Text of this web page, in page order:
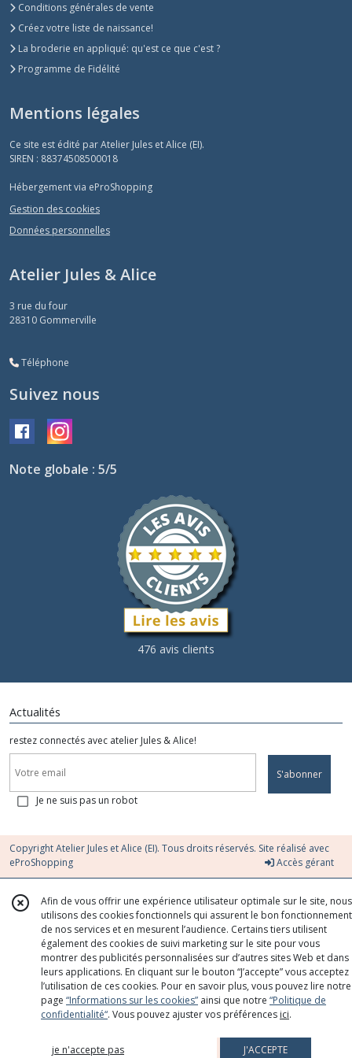
Conditions générales de vente
Créez votre liste de naissance!
La broderie en appliqué: qu'est ce que c'est ?
Programme de Fidélité
Mentions légales
Ce site est édité par Atelier Jules et Alice (EI).
SIREN : 88374508500018
Hébergement via eProShopping
Gestion des cookies
Données personnelles
Atelier Jules & Alice
3 rue du four
28310 Gommerville
Téléphone
Suivez nous
Note globale : 5/5
476 avis clients
Actualités
restez connectés avec atelier Jules & Alice!
S'abonner
Je ne suis pas un robot
Copyright Atelier Jules et Alice (EI). Tous droits réservés. Site réalisé avec
eProShopping
Accès gérant
Afin de vous offrir une expérience utilisateur optimale sur le site, nous
utilisons des cookies fonctionnels qui assurent le bon fonctionnement
de nos services et en mesurent l’audience. Certains tiers utilisent
également des cookies de suivi marketing sur le site pour vous
montrer des publicités personnalisées sur d’autres sites Web et dans
leurs applications. En cliquant sur le bouton “J’accepte” vous acceptez
l’utilisation de ces cookies. Pour en savoir plus, vous pouvez lire notre
page “Informations sur les cookies” ainsi que notre “Politique de
confidentialité“. Vous pouvez ajuster vos préférences ici.
je n'accepte pas J'ACCEPTE